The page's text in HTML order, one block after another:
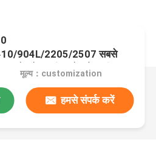
904L/2205/2507 सबसे
स्टेनलेस स्टील प्लेट फैक्ट्री
स्टील प्लेट स्टेनलेस स्टील प्लेट
मूल्य：customization
हमसे संपर्क करें